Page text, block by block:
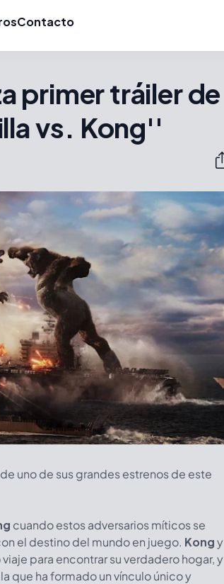
Contacto
primer tráiler de
vs. Kong''
uno de sus grandes estrenos de este
cuando estos adversarios míticos se
el destino del mundo en juego. Kongy
para encontrar su verdadero hogar, y
que ha formado un vínculo único y